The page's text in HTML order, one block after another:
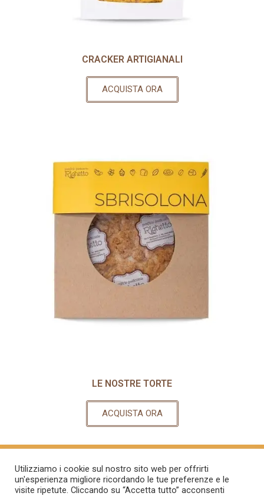
CRACKER ARTIGIANALI
ACQUISTA ORA
LE NOSTRE TORTE
ACQUISTA ORA
ISCRIVITI ALLA NOSTRA NEWSLETTER
Utilizziamo i cookie sul nostro sito web per offrirti
un'esperienza migliore ricordando le tue preferenze e le
visite ripetute. Cliccando su “Accetta tutto” acconsenti